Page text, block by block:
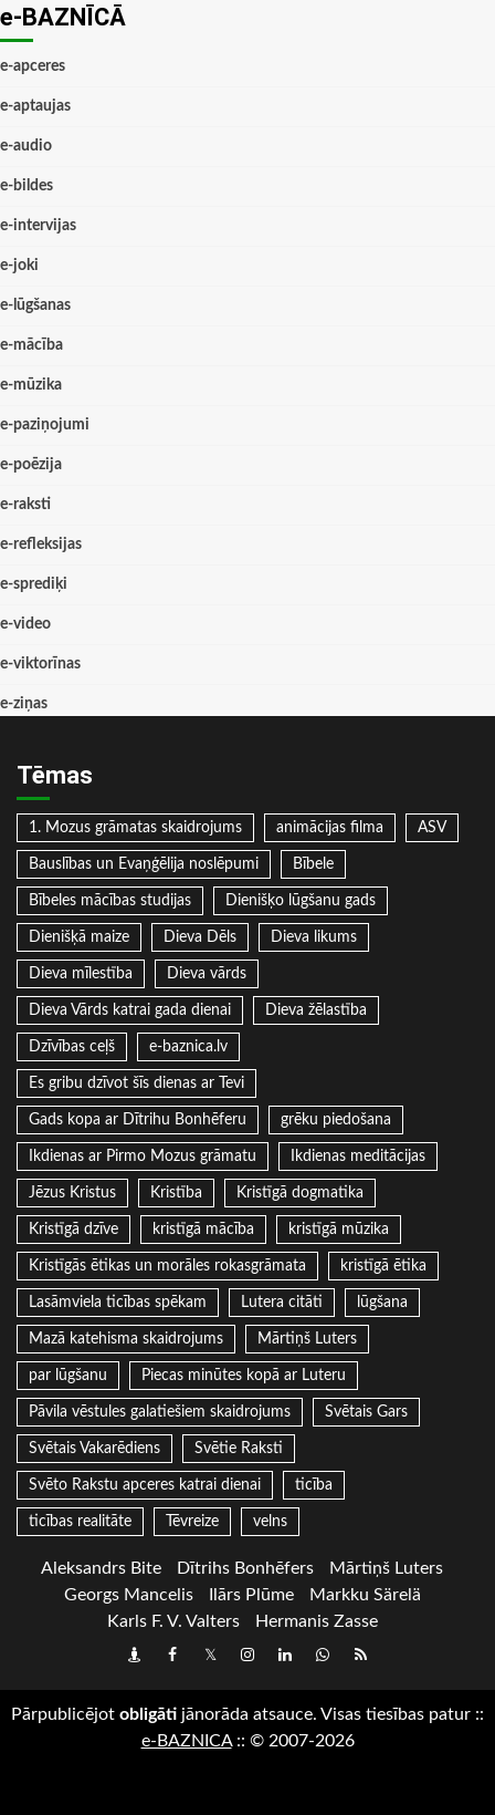
e-BAZNĪCĀ
e-apceres
e-aptaujas
e-audio
e-bildes
e-intervijas
e-joki
e-lūgšanas
e-mācība
e-mūzika
e-paziņojumi
e-poēzija
e-raksti
e-refleksijas
e-sprediķi
e-video
e-viktorīnas
e-ziņas
Tēmas
1. Mozus grāmatas skaidrojums animācijas filma ASV
Bauslības un Evaņģēlija noslēpumi Bībele
Bībeles mācības studijas Dienišķo lūgšanu gads
Dienišķā maize Dieva Dēls Dieva likums
Dieva mīlestība Dieva vārds
Dieva Vārds katrai gada dienai Dieva žēlastība
Dzīvības ceļš e-baznica.lv
Es gribu dzīvot šīs dienas ar Tevi
Gads kopa ar Dītrihu Bonhēferu grēku piedošana
Ikdienas ar Pirmo Mozus grāmatu Ikdienas meditācijas
Jēzus Kristus Kristība Kristīgā dogmatika
Kristīgā dzīve kristīgā mācība kristīgā mūzika
Kristīgās ētikas un morāles rokasgrāmata kristīgā ētika
Lasāmviela ticības spēkam Lutera citāti lūgšana
Mazā katehisma skaidrojums Mārtiņš Luters
par lūgšanu Piecas minūtes kopā ar Luteru
Pāvila vēstules galatiešiem skaidrojums Svētais Gars
Svētais Vakarēdiens Svētie Raksti
Svēto Rakstu apceres katrai dienai ticība
ticības realitāte Tēvreize velns
Aleksandrs Bite Dītrihs Bonhēfers
Mārtiņš Luters
Georgs Mancelis
Ilārs Plūme
Markku Särelä
Karls F. V. Valters
Hermanis Zasse
DraugiemFacebook
TwitterInstagram
LinkedInwhatsapp
RSS
Pārpublicējot obligāti jānorāda atsauce. Visas tiesības patur ::
e-BAZNICA:: © 2007-2026